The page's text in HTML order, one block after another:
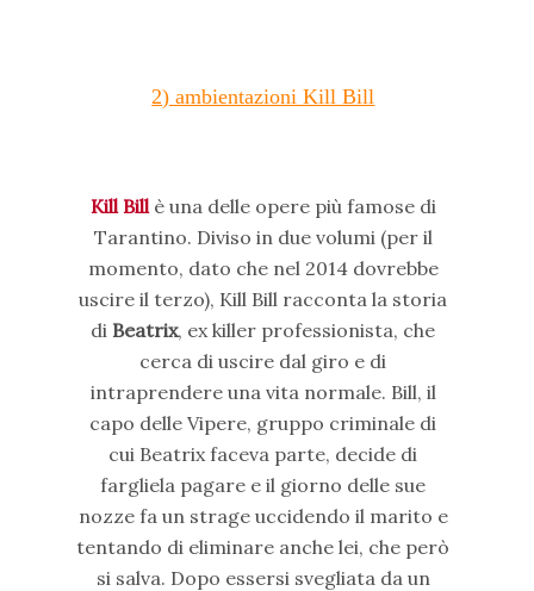
2) ambientazioni Kill Bill
Kill Billè una delle opere più famose di
Tarantino. Diviso in due volumi (per il
momento, dato che nel 2014 dovrebbe
uscire il terzo), Kill Bill racconta la storia
di Beatrix, ex killer professionista, che
cerca di uscire dal giro e di
intraprendere una vita normale. Bill, il
capo delle Vipere, gruppo criminale di
cui Beatrix faceva parte, decide di
fargliela pagare e il giorno delle sue
nozze fa un strage uccidendo il marito e
tentando di eliminare anche lei, che però
si salva. Dopo essersi svegliata da un